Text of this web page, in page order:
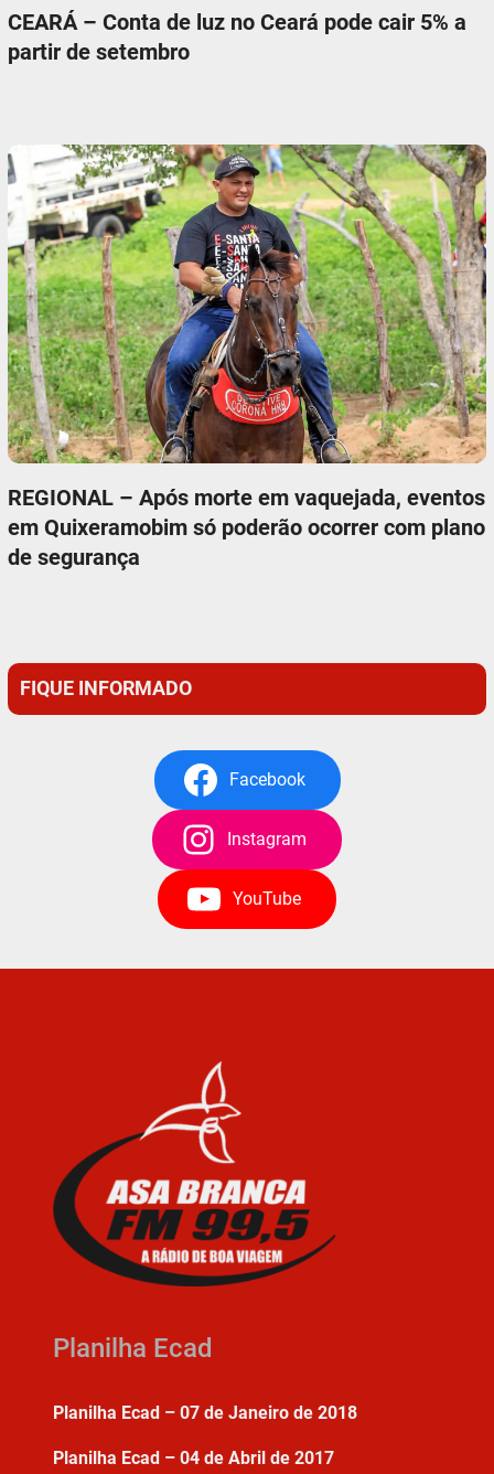
CEARÁ – Conta de luz no Ceará pode cair 5% a
partir de setembro
REGIONAL – Após morte em vaquejada, eventos
em Quixeramobim só poderão ocorrer com plano
de segurança
FIQUE INFORMADO
Facebook
Instagram
YouTube
Planilha Ecad
Planilha Ecad – 07 de Janeiro de 2018
Planilha Ecad – 04 de Abril de 2017